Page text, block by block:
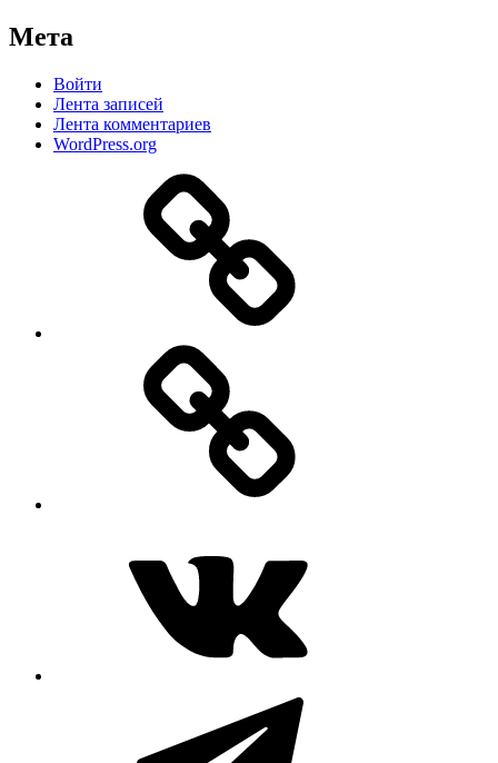
Мета
Войти
Лента записей
Лента комментариев
WordPress.org